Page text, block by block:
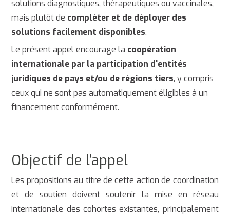
solutions diagnostiques, thérapeutiques ou vaccinales,
mais plutôt de compléter et de déployer des
solutions facilement disponibles.
Le présent appel encourage la coopération
internationale par la participation d'entités
juridiques de pays et/ou de régions tiers, y compris
ceux qui ne sont pas automatiquement éligibles à un
financement conformément.
Objectif de l’appel
Les propositions au titre de cette action de coordination
et de soutien doivent soutenir la mise en réseau
internationale des cohortes existantes, principalement